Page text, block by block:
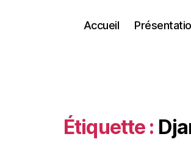
Accueil
Étiquette :